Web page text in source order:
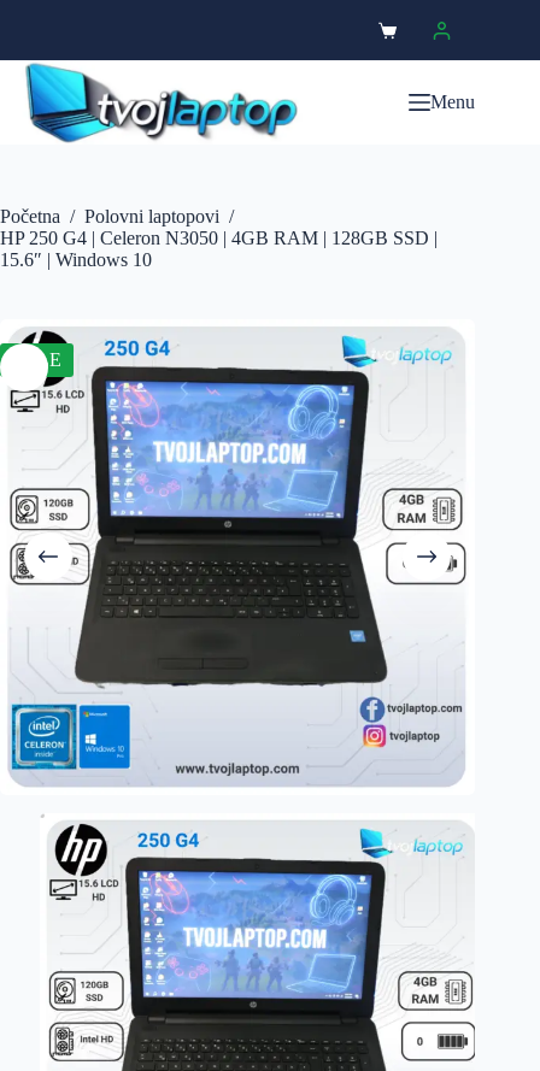
Menu
Početna / Polovni laptopovi /
HP 250 G4 | Celeron N3050 | 4GB RAM | 128GB SSD |
15.6″ | Windows 10
SALE